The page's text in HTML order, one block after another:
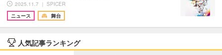
2025.11.7 ｜ SPICER
ニュース
舞台
人気記事ランキング